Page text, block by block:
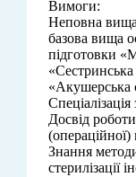
Вимоги:
Неповна вища
базова вища
підготовки
«Акушерська
Досвід
(операційної)
Знання
стерилізації